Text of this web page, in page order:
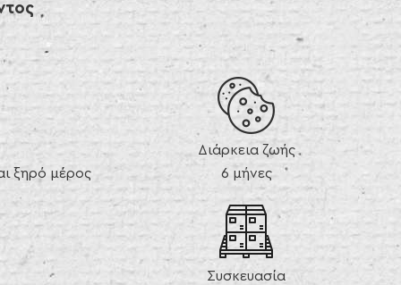
ξηρό μέρος
Διάρκεια ζωής
6 μήνες
Συσκευασία